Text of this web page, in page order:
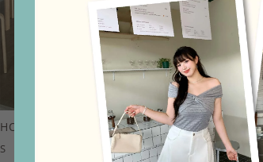
HOOLOOLOO聯名-KUKU熊蝴蝶結短袖上衣
S